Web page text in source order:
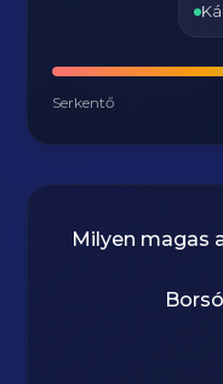
Serkentő
Milyen magas
Borsó